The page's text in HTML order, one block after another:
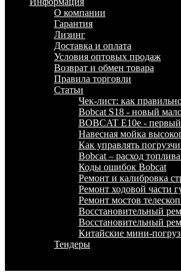
О компании
Гарантия
Лизинг
Доставка и оплата
Условия оптовых продаж
Возврат и обмен товара
Правила торговли
Статьи
Чек-лист: как
Bobcat S18 - новый
BOBCAT E10e - первый
Навесная мойка
Как управлять
Bobcat – расход
Коды ошибок Bobcat
Ремонт и калибровка
Ремонт ходовой части
Ремонт мостов
Восстановительный
Восстановительный
Китайские мини-
Тендеры